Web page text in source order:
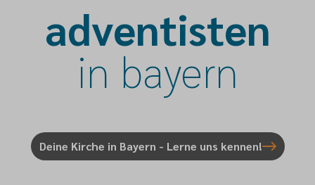
adventisten
in bayern
Deine Kirche in Bayern - Lerne uns kennen!